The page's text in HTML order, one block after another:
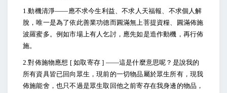
1.動機清淨――應不求今生利益、不求人天福報、不求個人解
脫，唯一是為了依此善業功德而圓滿無上菩提資糧、圓滿佈施
波羅蜜多。例如市場上有人乞討，應先如是造作動機，再行佈
施。
2.對佈施物應想 [ 如取寄存 ] ――這是什麼意思呢？是說我的
所有資具皆已回向眾生，現前的一切物品屬於眾生所有，現我
佈施能舍，也只不過是眾生取回他之前寄存在我身邊的物品，